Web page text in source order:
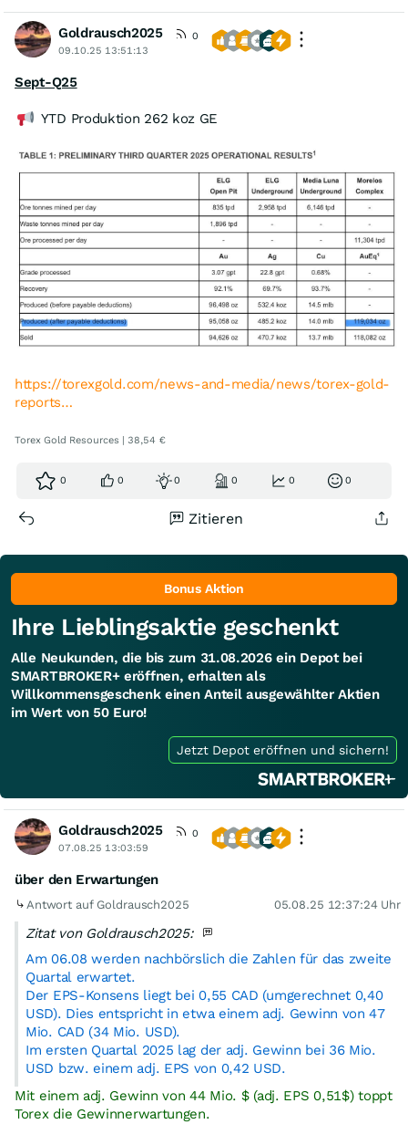
Goldrausch2025
0
09.10.25 13:51:13
Sept-Q25
YTD Produktion 262 koz GE
https://torexgold.com/news-and-media/news/torex-gold-
reports…
Torex Gold Resources | 38,54 €
0 0 0 0 0 0
Zitieren
Bonus Aktion
Ihre Lieblingsaktie geschenkt
Alle Neukunden, die bis zum 31.08.2026 ein Depot bei
SMARTBROKER+ eröffnen, erhalten als
Willkommensgeschenk einen Anteil ausgewählter Aktien
im Wert von 50 Euro!
Jetzt Depot eröffnen und sichern!
Goldrausch2025
0
07.08.25 13:03:59
über den Erwartungen
Antwort auf Goldrausch2025 05.08.25 12:37:24 Uhr
Zitat von Goldrausch2025:
Am 06.08 werden nachbörslich die Zahlen für das zweite
Quartal erwartet.
Der EPS-Konsens liegt bei 0,55 CAD (umgerechnet 0,40
USD). Dies entspricht in etwa einem adj. Gewinn von 47
Mio. CAD (34 Mio. USD).
Im ersten Quartal 2025 lag der adj. Gewinn bei 36 Mio.
USD bzw. einem adj. EPS von 0,42 USD.
Mit einem adj. Gewinn von 44 Mio. $ (adj. EPS 0,51$) toppt
Torex die Gewinnerwartungen.